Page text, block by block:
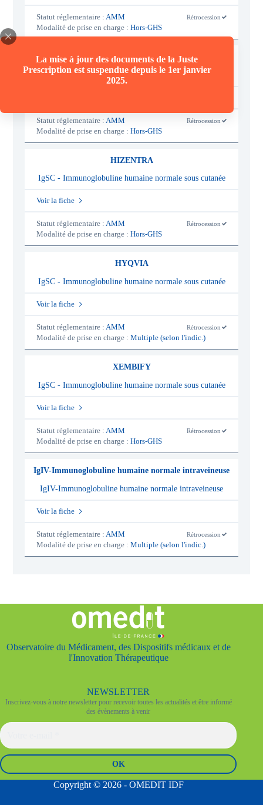
La mise à jour des documents de la Juste
Prescription est suspendue depuis le 1er janvier
2025.
Statut réglementaire : AMM Rétrocession
-
Modalité de prise en charge :Hors-GHS
CUVITRU
IgSC - Immunoglobuline humaine normale sous cutanée
Statut réglementaire : AMM Rétrocession
-
i
Modalité de prise en charge :Hors-GHS
HIZENTRA
IgSC - Immunoglobuline humaine normale sous cutanée
Voir la fiche
Statut réglementaire :AMM Rétrocession
-
i
Modalité de prise en charge :Hors-GHS
HYQVIA
IgSC - Immunoglobuline humaine normale sous cutanée
Voir la fiche
Statut réglementaire :AMM Rétrocession
-
o
i
Modalité de prise en charge :Multiple (selon l'indic.)
XEMBIFY
IgSC - Immunoglobuline humaine normale sous cutanée
Voir la fiche
Statut réglementaire : AMM Rétrocession
-
i
Modalité de prise en charge :Hors-GHS
IgIV-Immunoglobuline humaine normale intraveineuse
IgIV-Immunoglobuline humaine normale intraveineuse
Voir la fiche
Statut réglementaire : AMM Rétrocession
-
o
i
Modalité de prise en charge :Multiple (selon l'indic.)
Observatoire du Médicament, des Dispositifs médicaux et de
l'Innovation Thérapeutique
NEWSLETTER
Inscrivez-vous à notre newsletter pour recevoir toutes les actualités et être informé
des évènements à venir
Copyright © 2026 - OMEDIT IDF